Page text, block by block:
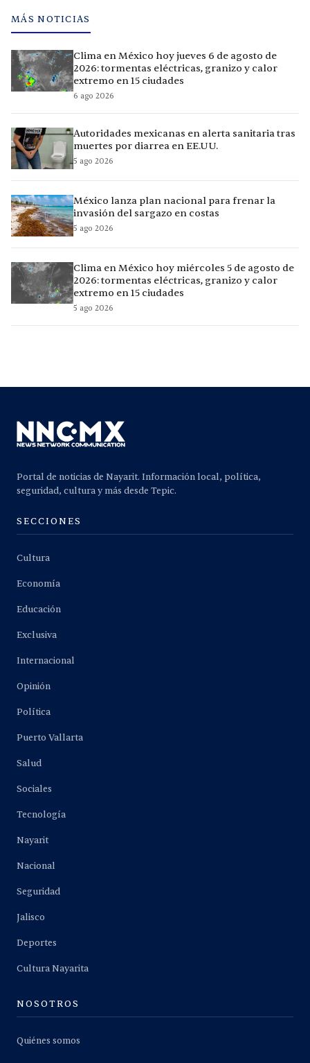
MÁS NOTICIAS
Clima en México hoy jueves 6 de agosto de
2026: tormentas eléctricas, granizo y calor
extremo en 15 ciudades
6 ago 2026
Autoridades mexicanas en alerta sanitaria tras
muertes por diarrea en EE.UU.
5 ago 2026
México lanza plan nacional para frenar la
invasión del sargazo en costas
5 ago 2026
Clima en México hoy miércoles 5 de agosto de
2026: tormentas eléctricas, granizo y calor
extremo en 15 ciudades
5 ago 2026
Portal de noticias de Nayarit. Información local, política,
seguridad, cultura y más desde Tepic.
SECCIONES
Cultura
Economía
Educación
Exclusiva
Internacional
Opinión
Política
Puerto Vallarta
Salud
Sociales
Tecnología
Nayarit
Nacional
Seguridad
Jalisco
Deportes
Cultura Nayarita
NOSOTROS
Quiénes somos